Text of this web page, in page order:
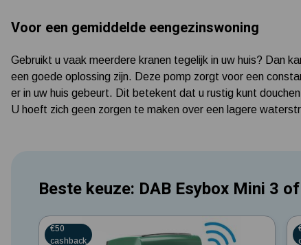
Voor een gemiddelde eengezinswoning
Gebruikt u vaak meerdere kranen tegelijk in uw huis? Dan
een goede oplossing zijn. Deze pomp zorgt voor een
er in uw huis gebeurt. Dit betekent dat u rustig kunt
U hoeft zich geen zorgen te maken over een lagere
Beste keuze: DAB Esybox Mini 3
0 Ster
€50
cashback
0